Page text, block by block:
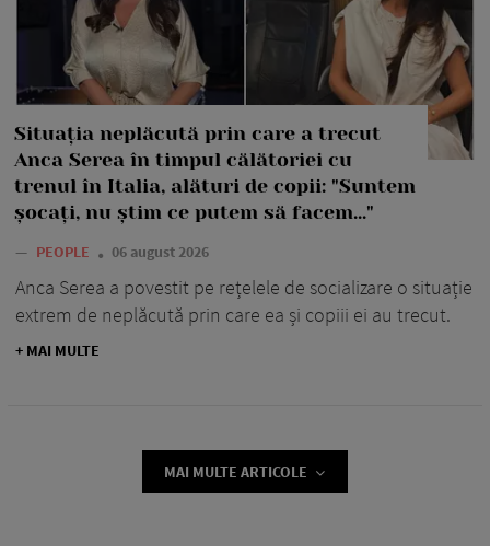
Situația neplăcută prin care a trecut
Anca Serea în timpul călătoriei cu
trenul în Italia, alături de copii: "Suntem
șocați, nu știm ce putem să facem..."
— PEOPLE 06 august 2026
Anca Serea a povestit pe rețelele de socializare o situație
extrem de neplăcută prin care ea și copiii ei au trecut.
+ MAI MULTE
MAI MULTE ARTICOLE